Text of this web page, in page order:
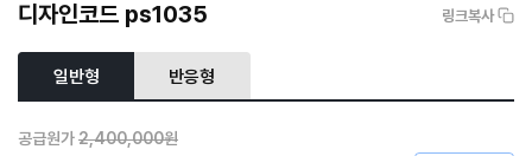
디자인코드 ps1035 링크복사
일반형 반응형
공급원가2,400,000원